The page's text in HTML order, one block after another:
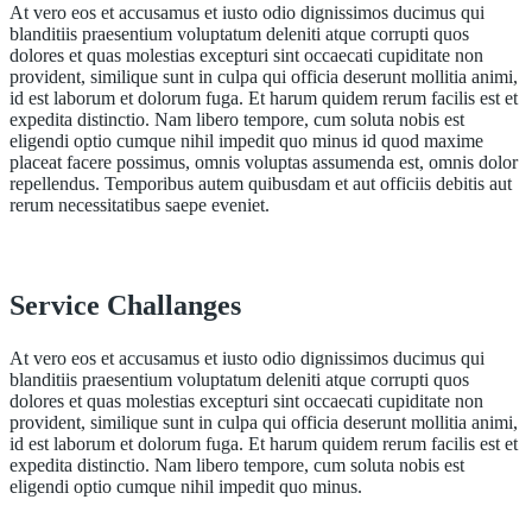
At vero eos et accusamus et iusto odio dignissimos ducimus qui
blanditiis praesentium voluptatum deleniti atque corrupti quos
dolores et quas molestias excepturi sint occaecati cupiditate non
provident, similique sunt in culpa qui officia deserunt mollitia animi,
id est laborum et dolorum fuga. Et harum quidem rerum facilis est et
expedita distinctio. Nam libero tempore, cum soluta nobis est
eligendi optio cumque nihil impedit quo minus id quod maxime
placeat facere possimus, omnis voluptas assumenda est, omnis dolor
repellendus. Temporibus autem quibusdam et aut officiis debitis aut
rerum necessitatibus saepe eveniet.
Service Challanges
At vero eos et accusamus et iusto odio dignissimos ducimus qui
blanditiis praesentium voluptatum deleniti atque corrupti quos
dolores et quas molestias excepturi sint occaecati cupiditate non
provident, similique sunt in culpa qui officia deserunt mollitia animi,
id est laborum et dolorum fuga. Et harum quidem rerum facilis est et
expedita distinctio. Nam libero tempore, cum soluta nobis est
eligendi optio cumque nihil impedit quo minus.